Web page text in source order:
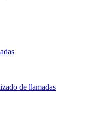
de llamadas